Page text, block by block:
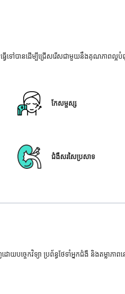
វើទៅបានដើម្បីជ្រើសរើសជាមួយនឹងគុណភាពល្អ
កែសម្ផស្ស
ជំងឺសរសៃប្រសាទ
យបច្ចេកវិទ្យា ប្រព័ន្ធថែទាំអ្នកជំងឺ និងតម្លាភ